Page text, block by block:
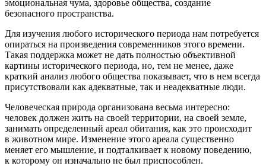
эмоциональная чума, здоровье общества, создание
безопасного пространства.
Для изучения любого исторического периода нам потребуется
опираться на произведения современников этого времени.
Такая поддержка может не дать полностью объективной
картины исторического периода, но, тем не менее, даже
краткий анализ любого общества показывает, что в нем всегда
присутствовали как адекватные, так и неадекватные люди.
Человеческая природа организована весьма интересно:
человек должен жить на своей территории, на своей земле,
занимать определенный ареал обитания, как это происходит
в животном мире. Изменение этого ареала существенно
меняет его мышление, и подталкивает к новому поведению,
к которому он изначально не был приспособлен.